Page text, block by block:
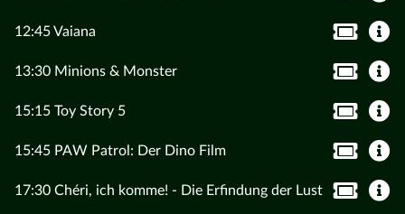
12:45 Vaiana
13:30 Minions & Monster
15:15 Toy Story 5
15:45 PAW Patrol: Der Dino Film
17:30 Chéri, ich komme! - Die Erfindung der Lust